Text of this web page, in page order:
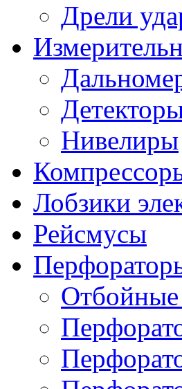
Дрели
Нивелиры
Лобзики
Рейсмусы